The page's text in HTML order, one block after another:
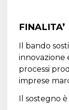
FINALITA’
Il bando
innovazione
processi
imprese
Il sostegno